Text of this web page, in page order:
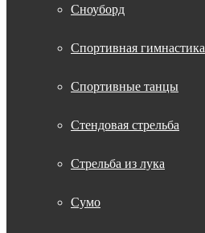
Сноуборд
Спортивная гимнастика
Спортивные танцы
Стендовая стрельба
Стрельба из лука
Сумо